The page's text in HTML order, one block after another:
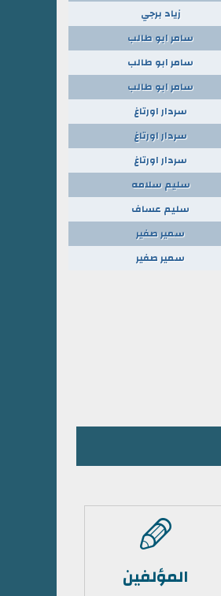
زياد برجي
سامر ابو طالب
سامر ابو طالب
سامر ابو طالب
سردار اورتاغ
سردار اورتاغ
سردار اورتاغ
سليم سلامه
سليم عساف
سمير صفير
سمير صفير
المؤلفين